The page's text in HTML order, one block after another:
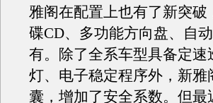
雅阁在配置上也有了新突
碟CD、多功能方向盘、自
有。除了全系车型具备定
灯、电子稳定程序外，新
囊，增加了安全系数。但